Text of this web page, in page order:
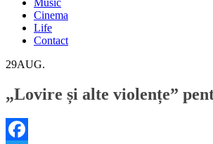
Music
Cinema
Life
Contact
29AUG.
„Lovire și alte violențe”